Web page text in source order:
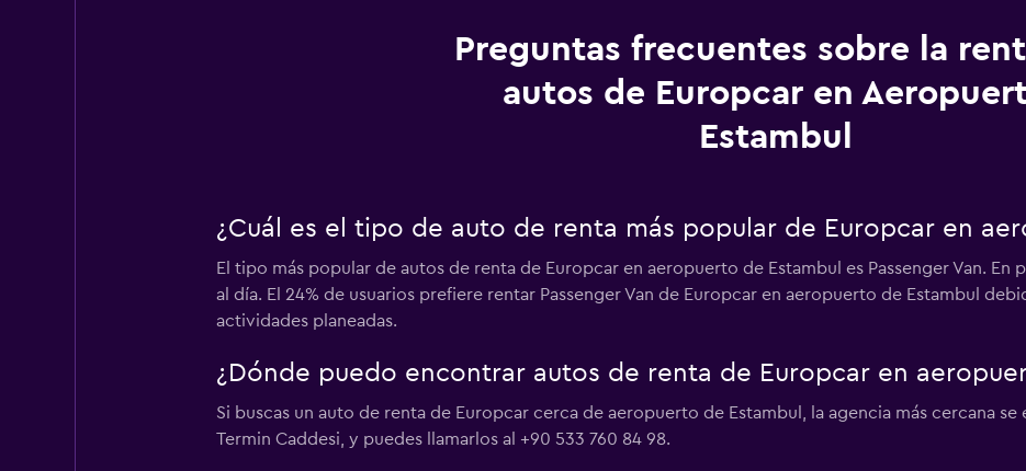
Preguntas frecuentes sobre la
autos de Europcar en
Estambul
¿Cuál es el tipo de auto de renta más popular de Europcar en
El tipo más popular de autos de renta de Europcar en aeropuerto de Estambul es Passenger Van. En
al día. El 24% de usuarios prefiere rentar Passenger Van de Europcar en aeropuerto de Estambul
actividades planeadas.
¿Dónde puedo encontrar autos de renta de Europcar en
Si buscas un auto de renta de Europcar cerca de aeropuerto de Estambul, la agencia más cercana se
Termin Caddesi, y puedes llamarlos al +90 533 760 84 98.